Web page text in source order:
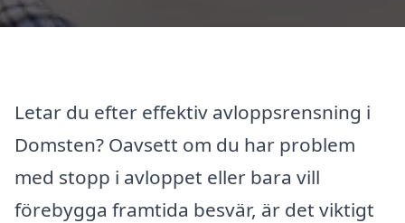
Letar du efter effektiv avloppsrensning i
Domsten? Oavsett om du har problem
med stopp i avloppet eller bara vill
förebygga framtida besvär, är det viktigt